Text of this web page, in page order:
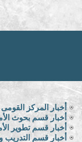
أخبار المركز
أخبار قسم بحوث
أخبار قسم تطوير
أخبار قسم التدريب